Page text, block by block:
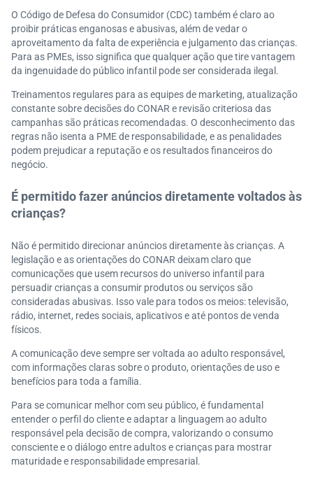
O Código de Defesa do Consumidor (CDC) também é claro ao
proibir práticas enganosas e abusivas, além de vedar o
aproveitamento da falta de experiência e julgamento das crianças.
Para as PMEs, isso significa que qualquer ação que tire vantagem
da ingenuidade do público infantil pode ser considerada ilegal.
Treinamentos regulares para as equipes de marketing, atualização
constante sobre decisões do CONAR e revisão criteriosa das
campanhas são práticas recomendadas. O desconhecimento das
regras não isenta a PME de responsabilidade, e as penalidades
podem prejudicar a reputação e os resultados financeiros do
negócio.
É permitido fazer anúncios diretamente voltados às
crianças?
Não é permitido direcionar anúncios diretamente às crianças. A
legislação e as orientações do CONAR deixam claro que
comunicações que usem recursos do universo infantil para
persuadir crianças a consumir produtos ou serviços são
consideradas abusivas. Isso vale para todos os meios: televisão,
rádio, internet, redes sociais, aplicativos e até pontos de venda
físicos.
A comunicação deve sempre ser voltada ao adulto responsável,
com informações claras sobre o produto, orientações de uso e
benefícios para toda a família.
Para se comunicar melhor com seu público, é fundamental
entender o perfil do cliente e adaptar a linguagem ao adulto
responsável pela decisão de compra, valorizando o consumo
consciente e o diálogo entre adultos e crianças para mostrar
maturidade e responsabilidade empresarial.